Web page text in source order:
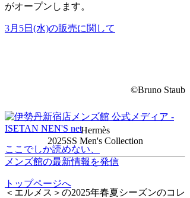
がオープンします。
3月5日(水)の販売に関して
©Bruno Staub
Hermès
2025SS Men's Collection
＜エルメス＞の2025年春夏シーズンのコレ
ここでしか読めない、
メンズ館の最新情報を発信
トップページへ